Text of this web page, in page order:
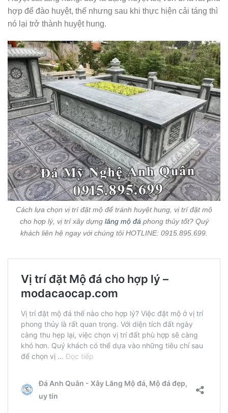
hợp để đào huyệt, thế nhưng sau khi thực hiện cải táng thì
nó lại trở thành huyệt hung.
Cách lựa chọn vị trí đặt mộ để tránh huyệt hung, vị trí đặt mộ
cho hợp lý, vị trí xây dựng lăng mộ đá phong thủy tốt? Quý
khách liên hệ ngay với chúng tôi HOTLINE: 0915.895.699.